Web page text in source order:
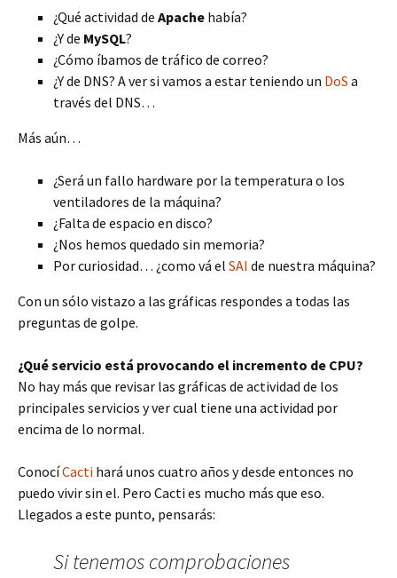
¿Qué actividad de Apache había?
¿Y de MySQL?
¿Cómo íbamos de tráfico de correo?
¿Y de DNS? A ver si vamos a estar teniendo un DoS a
través del DNS…
Más aún…
¿Será un fallo hardware por la temperatura o los
ventiladores de la máquina?
¿Falta de espacio en disco?
¿Nos hemos quedado sin memoria?
Por curiosidad… ¿como vá el SAI de nuestra máquina?
Con un sólo vistazo a las gráficas respondes a todas las
preguntas de golpe.
¿Qué servicio está provocando el incremento de CPU?
No hay más que revisar las gráficas de actividad de los
principales servicios y ver cual tiene una actividad por
encima de lo normal.
ConocíCacti hará unos cuatro años y desde entonces no
puedo vivir sin el. Pero Cacti es mucho más que eso.
Llegados a este punto, pensarás:
Si tenemos comprobaciones